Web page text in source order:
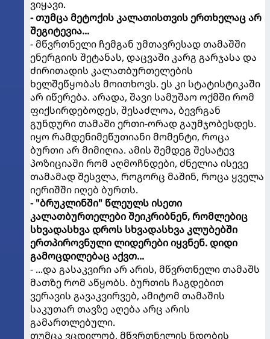
ვიყავი.
- თუმცა მეტოქის კალათისთვის ერთხელაც არ
შეგიტევია...
- მწვრთნელი ჩემგან უმთავრესად თამაშში
ენერგიის შეტანას, დაცვაში კარგ გარჯასა და
ძირითადის კალათბურთელების
ხელშეწყობას მოითხოვს. ეს კი სტატისტიკაში
არ იწერება. არადა, შავი სამუშაო ოქმში რომ
ფიქსირდებოდეს, შესაძლოა, ბევრგან
გუნდური თამაში ერთი-ორად გაუმჯობესდეს.
იყო რამდენიმეწუთიანი მომენტი, როცა
ბურთი არ მიმიღია. ამის შემდეგ შესატევ
პოზიციაში რომ აღმოჩნდები, ძნელია ისევე
თამამად შესვლა, როგორც მაშინ, როცა ყველა
იერიშში იღებ ბურთს.
- "ბრუკლინში" წლეულს ისეთი
კალათბურთელები შეიკრიბნენ, რომლებიც
სხვადასხვა დროს სხვადასხვა კლუბებში
ერთპიროვნული ლიდერები იყვნენ. დიდი
გამოცდილებაც აქვთ...
- ...და გასაკვირი არ არის, მწვრთნელი თამაშს
მათზე რომ აწყობს. ბურთის ჩაგდებით
ვერავის გავაკვირვებ, ამიტომ თამაშის
საკუთარ თავზე აღება არც არის
გამართლებული.
თუმცა ვცდილობ, მწვრთნელის ნდობის